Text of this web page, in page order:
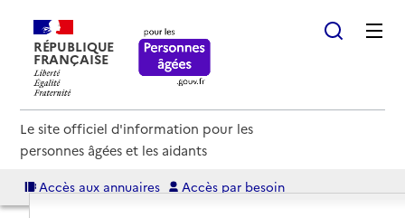
RÉPUBLIQUE
FRANÇAISE
Le site officiel d'information pour les
personnes âgées et les aidants
Accès aux annuaires Accès par besoin